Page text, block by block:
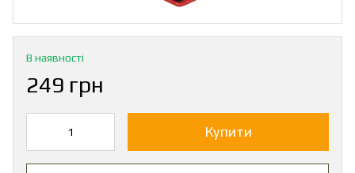
В наявності
249 грн
Купити